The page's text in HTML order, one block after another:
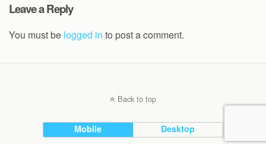
Leave a Reply
You must be logged in to post a comment.
Back to top
Mobile Desktop